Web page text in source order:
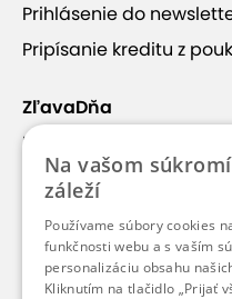
Prihlásenie do
Pripísanie kreditu z
ZľavaDňa
Náš príbeh
Kontakt
Kariéra
Blog
Pre médiá
Na vašom
záleží
Používame súbory cookies
funkčnosti webu a s vaším
personalizáciu obsahu
Kliknutím na tlačidlo „Prijať